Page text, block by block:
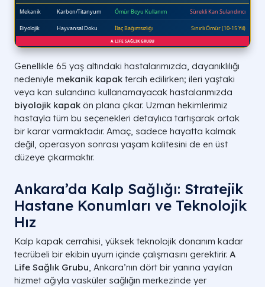
Genellikle 65 yaş altındaki hastalarımızda, dayanıklılığı
nedeniyle mekanik kapak tercih edilirken; ileri yaştaki
veya kan sulandırıcı kullanamayacak hastalarımızda
biyolojik kapak ön plana çıkar. Uzman hekimlerimiz
hastayla tüm bu seçenekleri detaylıca tartışarak ortak
bir karar varmaktadır. Amaç, sadece hayatta kalmak
değil, operasyon sonrası yaşam kalitesini de en üst
düzeye çıkarmaktır.
Ankara’da Kalp Sağlığı: Stratejik
Hastane Konumları ve Teknolojik
Hız
Kalp kapak cerrahisi, yüksek teknolojik donanım kadar
tecrübeli bir ekibin uyum içinde çalışmasını gerektirir. A
Life Sağlık Grubu, Ankara’nın dört bir yanına yayılan
hizmet ağıyla vasküler sağlığın merkezinde yer